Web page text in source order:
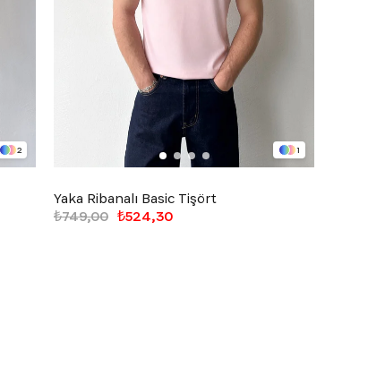
2 1
Yaka Ribanalı Basic Tişört
₺524,30
₺749,00